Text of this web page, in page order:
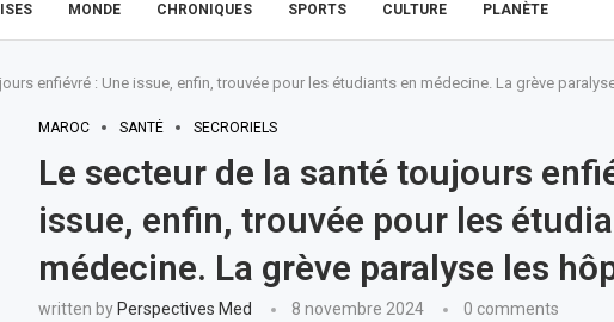
MONDE CHRONIQUES SPORTS CULTURE PLANÈTE
enfiévré : Une issue, enfin, trouvée pour les étudiants en médecine. La grève
MAROC SANTÉ SECRORIELS
Le secteur de la santé toujours
issue, enfin, trouvée pour les
médecine. La grève paralyse les
written by Perspectives Med 8 novembre 2024 0 comments